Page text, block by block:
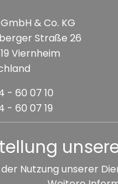
& Co. KG
Straße 26
Viernheim
- 60 07 10
- 60 07 19
Nutzung unserer